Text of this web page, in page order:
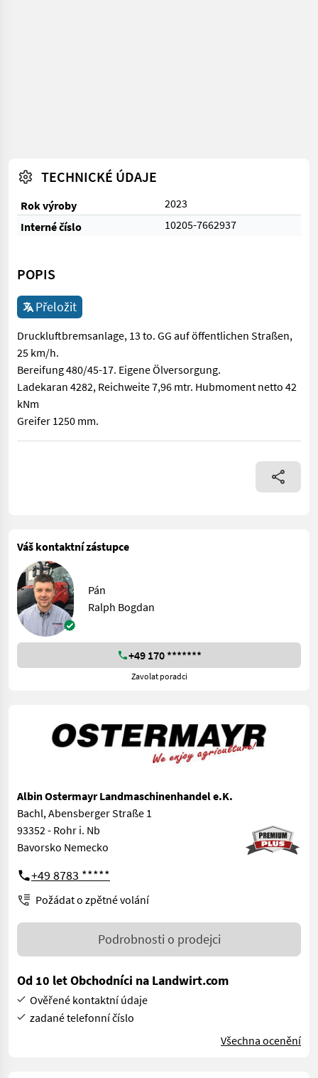
TECHNICKÉ ÚDAJE
Rok výroby
2023
Interné číslo
10205-7662937
POPIS
Přeložit
Druckluftbremsanlage, 13 to. GG auf öffentlichen Straßen,
25 km/h.
Bereifung 480/45-17. Eigene Ölversorgung.
Ladekaran 4282, Reichweite 7,96 mtr. Hubmoment netto 42
kNm
Greifer 1250 mm.
Druckluftbremsanlage, 13 to. GG auf öffentlichen Straßen, 25
Váš kontaktní zástupce
Pán
Ralph Bogdan
+49 170 *******
Zavolat poradci
Albin Ostermayr Landmaschinenhandel e.K.
Bachl, Abensberger Straße 1
93352 - Rohr i. Nb
Bavorsko Nemecko
+49 8783 *****
Požádat o zpětné volání
Podrobnosti o prodejci
Od 10 let Obchodníci na Landwirt.com
Ověřené kontaktní údaje
zadané telefonní číslo
Všechna ocenění